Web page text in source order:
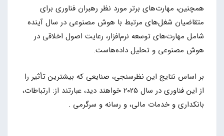
همچنین، مهارت‌های برتر مورد نظر رهبران فناوری برای
متقاضیان شغل‌های مرتبط با هوش مصنوعی در سال آینده
شامل مهارت‌های توسعه نرم‌افزار، رعایت اصول اخلاقی در
هوش مصنوعی و تحلیل داده‌هاست.
بر اساس نتایج این نظرسنجی، صنایعی که بیشترین تأثیر را
از این فناوری در سال ۲۰۲۵ خواهند دید، عبارتند از: ارتباطات،
بانکداری و خدمات مالی، و رسانه و سرگرمی .